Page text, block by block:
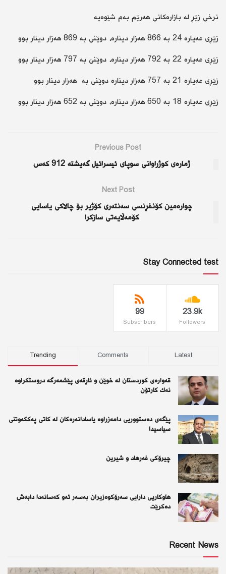
نرخی زێڕ لە بازارەکانی هەرێم بەم شێوەیە
زێڕی عەیارە 24 بە 866 هەزار دینارە، دوێنی بە 869 هەزار دینار بوو
زێڕی عەیارە 22 بە 792 هەزار دینارە، دوێنێ بە 797 هەزار دینار بوو
زێڕی عەیارە 21 بە 757 هەزار دینارە دوێنی بە هەزار دینار بوو
زێڕی عەیارە 18 بە 650 هەزار دینارە، دوێنی بە 652 هەزار دینار بوو
Previous Post
ژمارەی كوژراوانی سوپای ئیسرائیل گەیشتە 912 كەس
Next Post
چوارەمین كۆنفڕنسی سەنتەری كۆژیر بۆ چالاكی یاسایی
كۆمەڵایەتی سازكرا
Stay Connected test
23.9k
Followers
99
Subscribers
Trending Comments Latest
قەوارەی كوردستان لە خوێن و ئاڕقەی پێشمەرگە دروستكراوە
نەك كارتۆن
پێگەی دەستووریی دامەزراوە یاسادانەرەكان لە كاتی پەككەوتنی
سیاسیدا
چیرۆكی فەرهاد و شیرین
هاوکاریی دارایی سەرۆکوەزیران بەسەر ئەو كەسانەدا دابەش
دەکرێت
Recent News